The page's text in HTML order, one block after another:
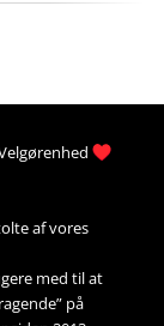
af vores
med til at
på